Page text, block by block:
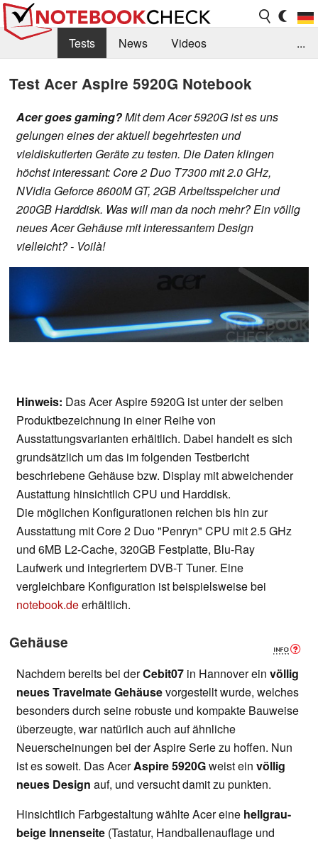
Tests News
Videos
Forum
...
Test Acer Aspire 5920G Notebook
Acer goes gaming?Mit dem Acer 5920G ist es uns
gelungen eines der aktuell begehrtesten und
vieldiskutierten Geräte zu testen. Die Daten klingen
höchst interessant: Core 2 Duo T7300 mit 2.0 GHz,
NVidia Geforce 8600M GT, 2GB Arbeitsspeicher und
200GB Harddisk. Was will man da noch mehr? Ein völlig
neues Acer Gehäuse mit interessantem Design
vielleicht? - Voilà!
Hinweis: Das Acer Aspire 5920G ist unter der selben
Produktbezeichnung in einer Reihe von
Ausstattungsvarianten erhältlich. Dabei handelt es sich
grundsätzlich um das im folgenden Testbericht
beschriebene Gehäuse bzw. Display mit abweichender
Austattung hinsichtlich CPU und Harddisk.
Die möglichen Konfigurationen reichen bis hin zur
Ausstattung mit Core 2 Duo "Penryn" CPU mit 2.5 GHz
und 6MB L2-Cache, 320GB Festplatte, Blu-Ray
Laufwerk und integriertem DVB-T Tuner. Eine
vergleichbare Konfiguration ist beispielsweise bei
notebook.deerhältlich.
Gehäuse
Nachdem bereits bei derCebit07 in Hannover ein völlig
neues Travelmate Gehäusevorgestellt wurde, welches
besonders durch seine robuste und kompakte Bauweise
überzeugte, war natürlich auch auf ähnliche
Neuerscheinungen bei der Aspire Serie zu hoffen. Nun
ist es soweit. Das AcerAspire 5920Gweist ein völlig
neues Design auf, und versucht damit zu punkten.
Hinsichtlich Farbgestaltung wählte Acer eine hellgrau-
beige Innenseite (Tastatur, Handballenauflage und